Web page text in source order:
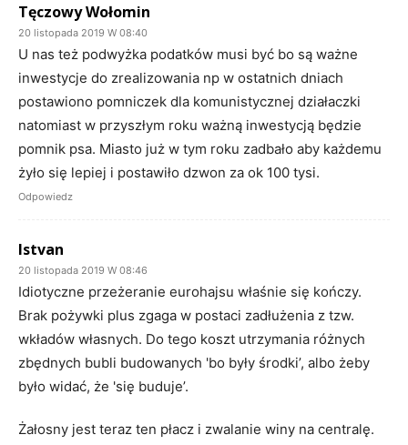
Tęczowy Wołomin
20 listopada 2019 W 08:40
U nas też podwyżka podatków musi być bo są ważne
inwestycje do zrealizowania np w ostatnich dniach
postawiono pomniczek dla komunistycznej działaczki
natomiast w przyszłym roku ważną inwestycją będzie
pomnik psa. Miasto już w tym roku zadbało aby każdemu
żyło się lepiej i postawiło dzwon za ok 100 tysi.
Odpowiedz
Istvan
20 listopada 2019 W 08:46
Idiotyczne przeżeranie eurohajsu właśnie się kończy.
Brak pożywki plus zgaga w postaci zadłużenia z tzw.
wkładów własnych. Do tego koszt utrzymania różnych
zbędnych bubli budowanych 'bo były środki’, albo żeby
było widać, że 'się buduje’.
Żałosny jest teraz ten płacz i zwalanie winy na centralę.